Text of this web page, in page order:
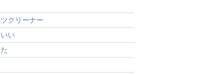
クリーナー
い